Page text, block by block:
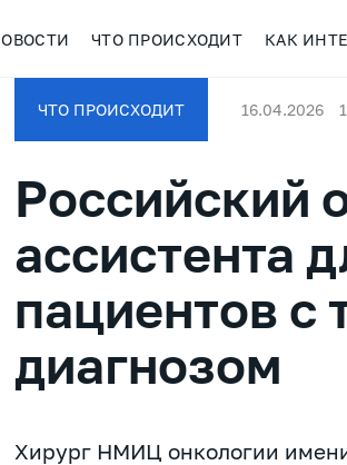
ЧТО ПРОИСХОДИТ КАК
ЧТО ПРОИСХОДИТ 16.04.2026
Российский
ассистента
пациентов с
диагнозом
Хирург НМИЦ онкологии